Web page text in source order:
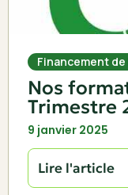
Financement
Nos
Trimestre
9 janvier 2025
Lire l'article